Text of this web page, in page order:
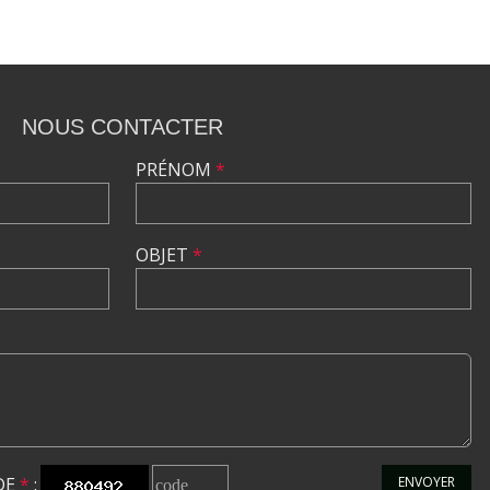
NOUS CONTACTER
PRÉNOM *
OBJET *
* : ENVOYER